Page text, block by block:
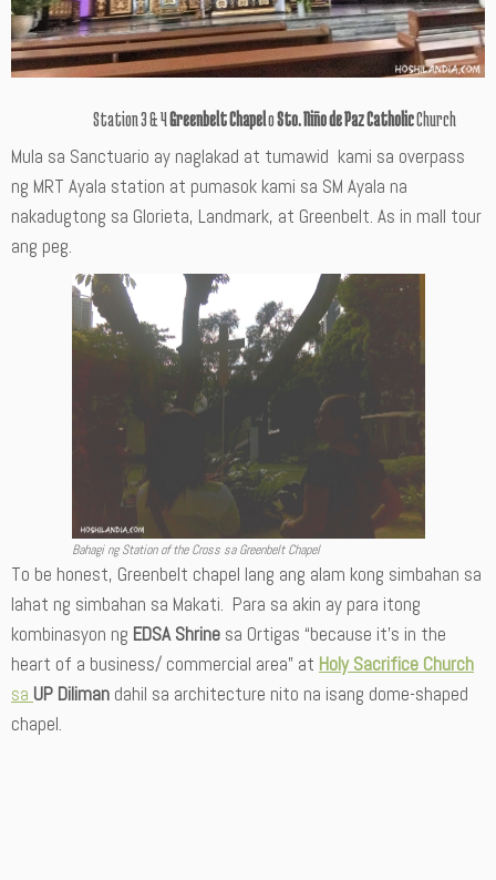
Station 3 & 4Greenbelt Chapel oSto. Niño de Paz CatholicChurch
Mula sa Sanctuario ay naglakad at tumawid kami sa overpass
ng MRT Ayala station at pumasok kami sa SM Ayala na
nakadugtong sa Glorieta, Landmark, at Greenbelt. As in mall tour
ang peg.
Bahagi ng Station of the Cross sa Greenbelt Chapel
To be honest, Greenbelt chapel lang ang alam kong simbahan sa
lahat ng simbahan sa Makati. Para sa akin ay para itong
kombinasyon ng EDSA Shrine sa Ortigas “because it’s in the
heart of a business/ commercial area” at Holy Sacrifice Church
sa UP Diliman dahil sa architecture nito na isang dome-shaped
chapel.